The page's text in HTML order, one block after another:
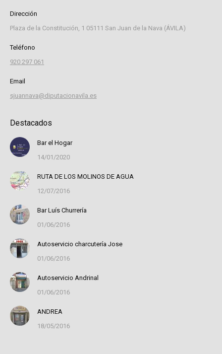
Dirección
Plaza de la Constitución, 1 05111 San Juan de la Nava (ÁVILA)
Teléfono
920 297 061
Email
sjuannava@diputacionavila.es
Destacados
Bar el Hogar
14/01/2020
RUTA DE LOS MOLINOS DE AGUA
12/07/2016
Bar Luís Churrería
01/06/2016
Autoservicio charcutería Jose
01/06/2016
Autoservicio Andrinal
01/06/2016
ANDREA
18/05/2016